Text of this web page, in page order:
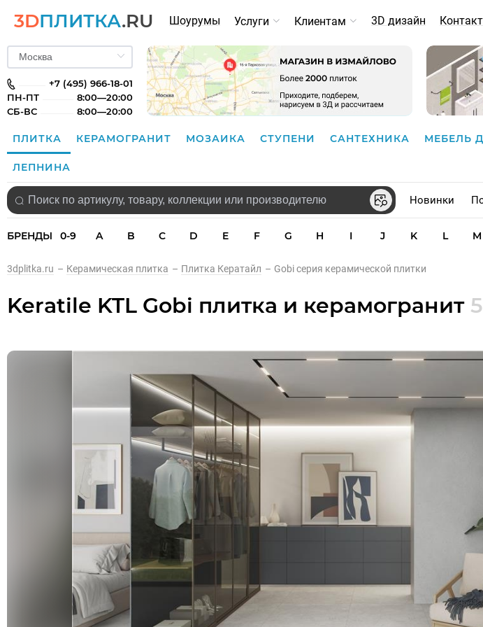
3DПЛИТКА.RU Шоурумы Услуги Клиентам 3D дизайн
+7 (495) 966-18-01
ПН-ПТ
8:00—20:00
СБ-ВС
8:00—20:00
ПЛИТКА КЕРАМОГРАНИТ МОЗАИКА СТУПЕНИ САНТЕХНИКА МЕБЕЛЬ
ЛЕПНИНА
Новинки
БРЕНДЫ 0-9 A B C D E F G H I J K L M
3dplitka.ru – Керамическая плитка – Плитка Кератайл – Gobi серия керамической плитки
Keratile KTL Gobi плитка и керамогранит